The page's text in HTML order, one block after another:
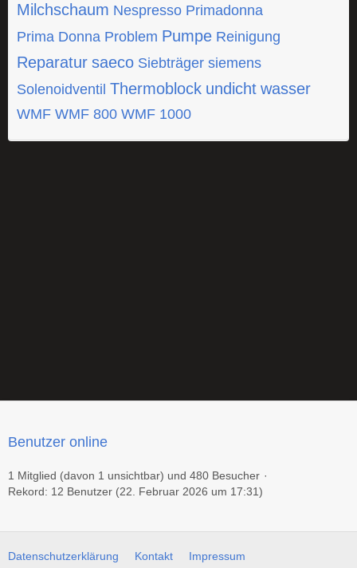
Milchschaum Nespresso Primadonna
Prima Donna Problem Pumpe Reinigung
Reparatur saeco Siebträger siemens
Solenoidventil Thermoblock undicht wasser
WMF WMF 800 WMF 1000
Benutzer online
1 Mitglied (davon 1 unsichtbar) und 480 Besucher
Rekord: 12 Benutzer (22. Februar 2026 um 17:31)
Datenschutzerklärung Kontakt Impressum